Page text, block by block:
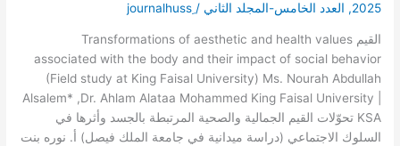
2025
, العدد الخامس-المجلد الثاني /
ِjournalhuss
القيم Transformations of aesthetic and health values
associated with the body and their impact of social behavior
(Field study at King Faisal University) Ms. Nourah Abdullah
Alsalem* ,Dr. Ahlam Alataa Mohammed King Faisal University |
KSA تحوّلات القيم الجمالية والصحية المرتبطة بالجسد وأثرها في
السلوك الاجتماعي (دراسة ميدانية في جامعة الملك فيصل) أ. نوره بنت
بالجسد
وأثرها
في
السلوك
الاجتماعي
(دراسة
ميدانية